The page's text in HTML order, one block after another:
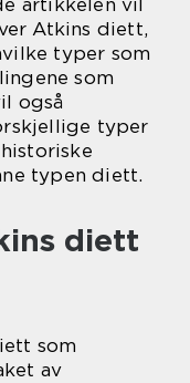
artikkelen vil
Atkins diett,
typer som
som
også
typer
typen diett.
diett
som
av